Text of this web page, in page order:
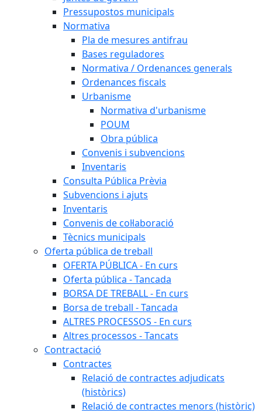
Pressupostos municipals
Normativa
Pla de mesures antifrau
Bases reguladores
Normativa / Ordenances generals
Ordenances fiscals
Urbanisme
Normativa d'urbanisme
POUM
Obra pública
Convenis i subvencions
Inventaris
Consulta Pública Prèvia
Subvencions i ajuts
Inventaris
Convenis de col·laboració
Tècnics municipals
Oferta pública de treball
OFERTA PÚBLICA - En curs
Oferta pública - Tancada
BORSA DE TREBALL - En curs
Borsa de treball - Tancada
ALTRES PROCESSOS - En curs
Altres processos - Tancats
Contractació
Contractes
Relació de contractes adjudicats
(històrics)
Relació de contractes menors (històric)